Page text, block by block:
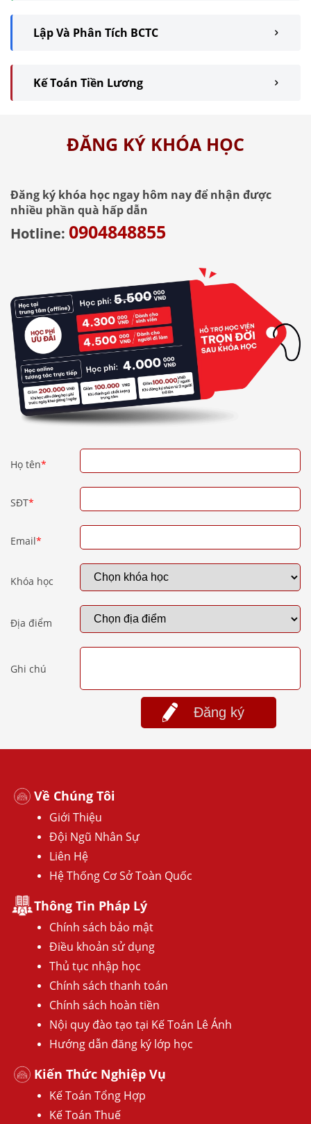
Lập Và Phân Tích BCTC
Kế Toán Tiền Lương
ĐĂNG KÝ KHÓA HỌC
Đăng ký khóa học ngay hôm nay để nhận được
nhiều phần quà hấp dẫn
Hotline: 0904848855
Họ tên*
SĐT*
Email*
Khóa học
Địa điểm
Ghi chú
Đăng ký
Về Chúng Tôi
Giới Thiệu
Đội Ngũ Nhân Sự
Liên Hệ
Hệ Thống Cơ Sở Toàn Quốc
Thông Tin Pháp Lý
Chính sách bảo mật
Điều khoản sử dụng
Thủ tục nhập học
Chính sách thanh toán
Chính sách hoàn tiền
Nội quy đào tạo tại Kế Toán Lê Ánh
Hướng dẫn đăng ký lớp học
Kiến Thức Nghiệp Vụ
Kế Toán Tổng Hợp
Kế Toán Thuế